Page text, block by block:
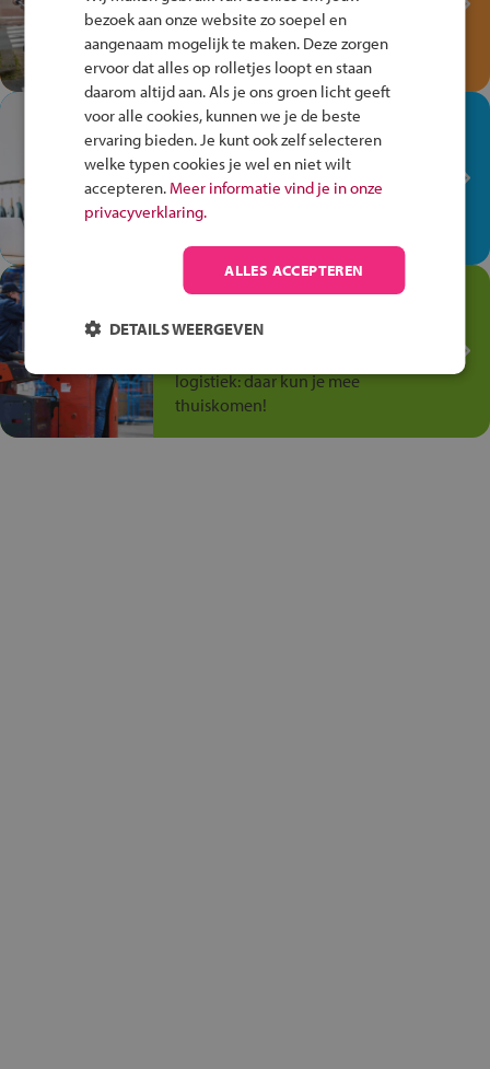
Speel het Fiets Veilig Verkeersspel
en win een Cortina-fiets!
In de winkel ben je op je
plek!
Ontdek via het vmbo jouw talent
op de winkelvloer, waar elke dag
Jouw talent in de
Transport en Logistiek
logistiek: daar kun je mee
thuiskomen!
bezoek aan onze website zo soepel en
aangenaam mogelijk te maken. Deze zorgen
ervoor dat alles op rolletjes loopt en staan
daarom altijd aan. Als je ons groen licht geeft
voor alle cookies, kunnen we je de beste
ervaring bieden. Je kunt ook zelf selecteren
welke typen cookies je wel en niet wilt
accepteren. Meer informatie vind je in onze
privacyverklaring.
ALLES ACCEPTEREN
DETAILS WEERGEVEN